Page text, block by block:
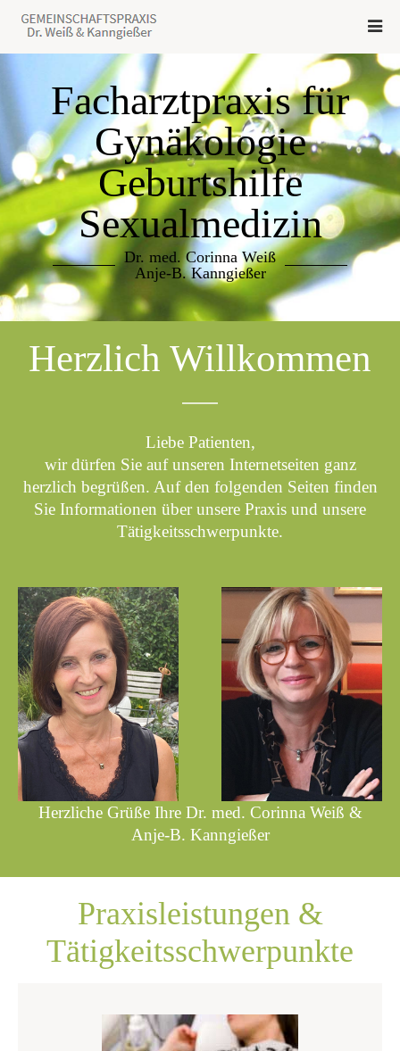
Facharztpraxis für
Gynäkologie
Geburtshilfe
Sexualmedizin
Dr. med. Corinna Weiß
Anje-B. Kanngießer
Herzlich Willkommen
Liebe Patienten,
wir dürfen Sie auf unseren Internetseiten ganz
herzlich begrüßen. Auf den folgenden Seiten finden
Sie Informationen über unsere Praxis und unsere
Tätigkeitsschwerpunkte.
Herzliche Grüße Ihre Dr. med. Corinna Weiß &
Anje-B. Kanngießer
Praxisleistungen &
Tätigkeitsschwerpunkte